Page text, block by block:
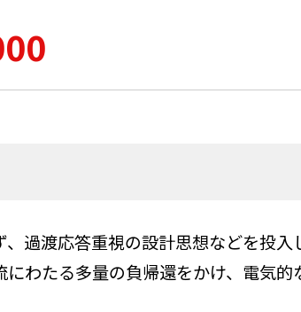
過渡応答重視の設計思想などを投入
わたる多量の負帰還をかけ、電気